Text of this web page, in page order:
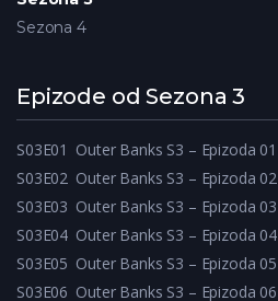
Sezona 4
Epizode od Sezona 3
S03E01 Outer Banks S3 – Epizoda 01
S03E02 Outer Banks S3 – Epizoda 02
S03E03 Outer Banks S3 – Epizoda 03
S03E04 Outer Banks S3 – Epizoda 04
S03E05 Outer Banks S3 – Epizoda 05
S03E06 Outer Banks S3 – Epizoda 06